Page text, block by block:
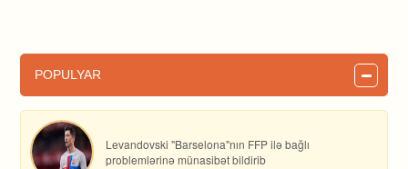
POPULYAR
Levandovski "Barselona"nın FFP ilə bağlı
problemlərinə münasibət bildirib